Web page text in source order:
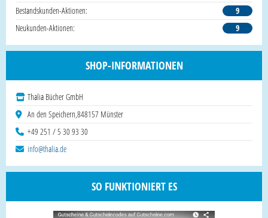
Bestandskunden-Aktionen:
9
Neukunden-Aktionen:
9
SHOP-INFORMATIONEN
Thalia Bücher GmbH
An den Speichern,848157 Münster
+49 251 / 5 30 93 30
info@thalia.de
SO FUNKTIONIERT ES